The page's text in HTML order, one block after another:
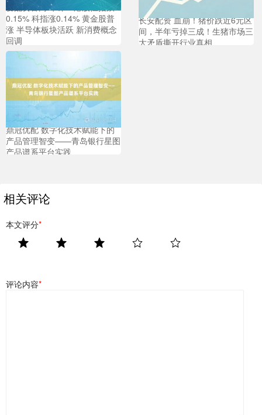
爱配资官网 午评：港股恒指跌
0.15% 科指涨0.14% 黄金股普
涨 半导体板块活跃 新消费概念
回调
长安配资 血崩！猪价跌近6元区
间，半年亏掉三成！生猪市场三
大矛盾撕开行业真相
鼎冠优配 数字化技术赋能下的
产品管理智变——青岛银行星图
产品谱系平台实践
相关评论
本文评分*
评论内容*